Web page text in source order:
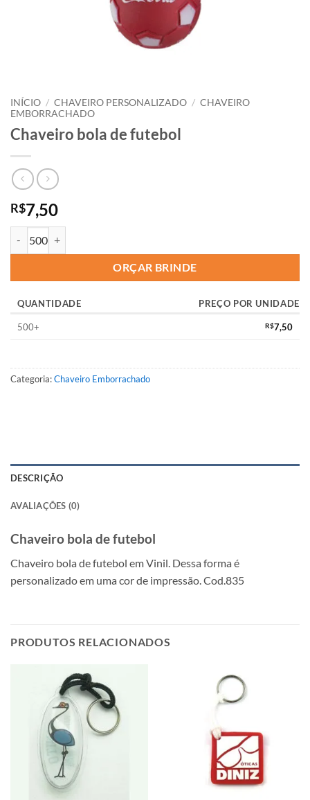
INÍCIO / CHAVEIRO PERSONALIZADO / CHAVEIRO
EMBORRACHADO
Chaveiro bola de futebol
R$7,50
ORÇAR BRINDE
QUANTIDADE PREÇO POR UNIDADE
500+ R$7,50
Categoria:Chaveiro Emborrachado
DESCRIÇÃO
AVALIAÇÕES (0)
Chaveiro bola de futebol
Chaveiro bola de futebol em Vinil. Dessa forma é
personalizado em uma cor de impressão. Cod.835
PRODUTOS RELACIONADOS